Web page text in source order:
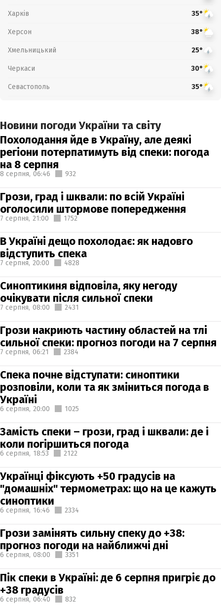
Харків 35°
Херсон 38°
Хмельницький 25°
Черкаси 30°
Севастополь 35°
Новини погоди України та світу
Похолодання йде в Україну, але деякі
регіони потерпатимуть від спеки: погода
на 8 серпня
8 серпня, 06:46 932
Грози, град і шквали: по всій Україні
оголосили штормове попередження
7 серпня, 21:00 1752
В Україні дещо похолодає: як надовго
відступить спека
7 серпня, 20:00 4828
Синоптикиня відповіла, яку негоду
очікувати після сильної спеки
7 серпня, 08:00 2431
Грози накриють частину областей на тлі
сильної спеки: прогноз погоди на 7 серпня
7 серпня, 06:21 2384
Спека почне відступати: синоптики
розповіли, коли та як зміниться погода в
Україні
6 серпня, 20:00 1025
Замість спеки – грози, град і шквали: де і
коли погіршиться погода
6 серпня, 18:53 2122
Українці фіксують +50 градусів на
"домашніх" термометрах: що на це кажуть
синоптики
6 серпня, 16:46 2334
Грози замінять сильну спеку до +38:
прогноз погоди на найближчі дні
6 серпня, 08:00 3351
Пік спеки в Україні: де 6 серпня пригріє до
+38 градусів
6 серпня, 06:40 832